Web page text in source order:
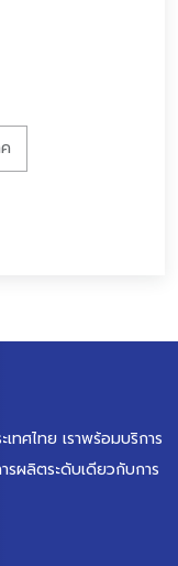
ทศไทย เราพร้อมบริการ
ผลิตระดับเดียวกับการ